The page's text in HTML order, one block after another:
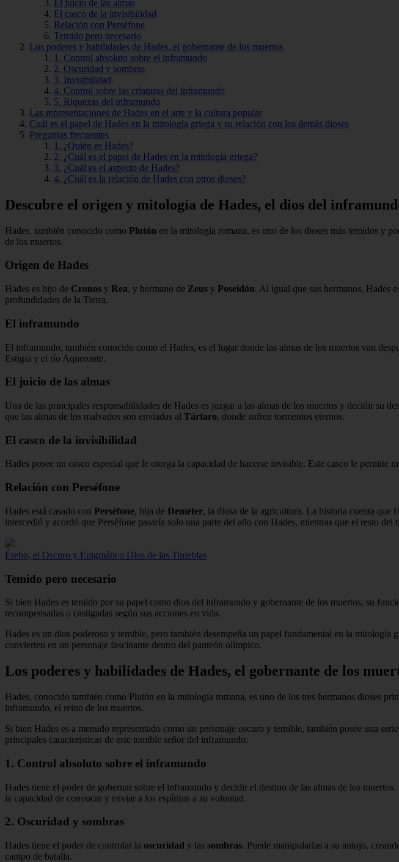
El juicio de las almas
El casco de la invisibilidad
Relación con Perséfone
Temido pero necesario
Los poderes y habilidades de Hades, el gobernante de los muertos
1. Control absoluto sobre el inframundo
2. Oscuridad y sombras
3. Invisibilidad
4. Control sobre las criaturas del inframundo
5. Riquezas del inframundo
Las representaciones de Hades en el arte y la cultura popular
Cuál es el papel de Hades en la mitología griega y su relación con los demás dioses
Preguntas frecuentes
1. ¿Quién es Hades?
2. ¿Cuál es el papel de Hades en la mitología griega?
3. ¿Cuál es el aspecto de Hades?
4. ¿Cuál es la relación de Hades con otros dioses?
Descubre el origen y mitología de Hades, el dios del
Hades, también conocido como Plutón en la mitología romana, es uno de los dioses más temidos y
de los muertos.
Origen de Hades
Hades es hijo de Cronos y Rea, y hermano de Zeus y Poseidón. Al igual que sus hermanos, Hades
profundidades de la Tierra.
El inframundo
El inframundo, también conocido como el Hades, es el lugar donde las almas de los muertos van
Estigia y el río Aqueronte.
El juicio de las almas
Una de las principales responsabilidades de Hades es juzgar a las almas de los muertos y decidir su
que las almas de los malvados son enviadas al Tártaro, donde sufren tormentos eternos.
El casco de la invisibilidad
Hades posee un casco especial que le otorga la capacidad de hacerse invisible. Este casco le
Relación con Perséfone
Hades está casado con Perséfone, hija de Deméter, la diosa de la agricultura. La historia cuenta que
intercedió y acordó que Perséfone pasaría solo una parte del año con Hades, mientras que el resto
Érebo, el Oscuro y Enigmático Dios de las Tinieblas
Temido pero necesario
Si bien Hades es temido por su papel como dios del inframundo y gobernante de los muertos, su
recompensadas o castigadas según sus acciones en vida.
Hades es un dios poderoso y temible, pero también desempeña un papel fundamental en la
convierten en un personaje fascinante dentro del panteón olímpico.
Los poderes y habilidades de Hades, el gobernante de los
Hades, conocido también como Plutón en la mitología romana, es uno de los tres hermanos dioses
inframundo, el reino de los muertos.
Si bien Hades es a menudo representado como un personaje oscuro y temible, también posee una
principales características de este temible señor del inframundo:
1. Control absoluto sobre el inframundo
Hades tiene el poder de gobernar sobre el inframundo y decidir el destino de las almas de los
la capacidad de convocar y enviar a los espíritus a su voluntad.
2. Oscuridad y sombras
Hades tiene el poder de controlar la oscuridad y las sombras. Puede manipularlas a su antojo,
campo de batalla.